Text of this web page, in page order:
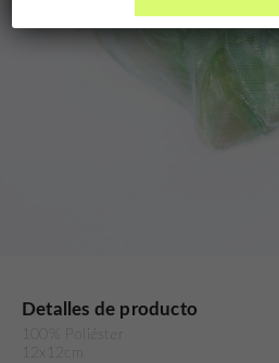
Detalles de producto
100% Poliéster
12x12cm